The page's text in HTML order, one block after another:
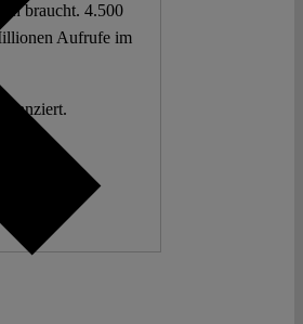
braucht. 4.500
Aufrufe im